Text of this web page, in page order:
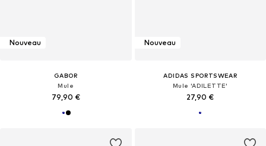
Nouveau
GABOR
Mule
79,90 €
Nouveau
ADIDAS SPORTSWEAR
Mule 'ADILETTE'
27,90 €